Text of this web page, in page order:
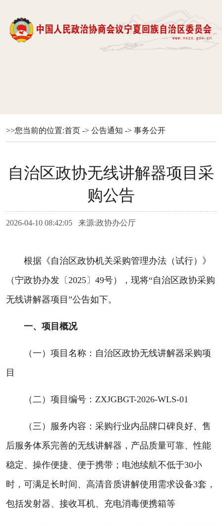
>>您当前的位置:首页 -> 公告通知 -> 事务公开
自治区政协无线讲解器项目采
购公告
2026-04-10 08:42:05 来源:政协办公厅
根据《自治区政协机关采购管理办法（试行）》
（宁政协办发〔2025〕49号），现将“自治区政协采购
无线讲解器项目”公告如下。
一、项目概况
（一）项目名称：自治区政协无线讲解器采购项
目
（二）项目编号：ZXJGBGT-2026-WLS-01
（三）服务内容：采购行业内品牌口碑良好、售
后服务体系完善的无线讲解器，产品质量可靠、性能
稳定、操作便捷、便于携带；电池续航不低于30小
时，可满足长时间、高清音质讲解使用需求设备3套，
包括发射器、接收耳机、充电消毒便携箱等